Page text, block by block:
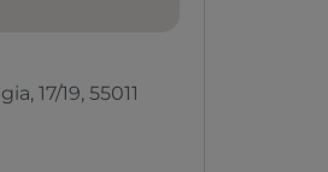
17/19, 55011